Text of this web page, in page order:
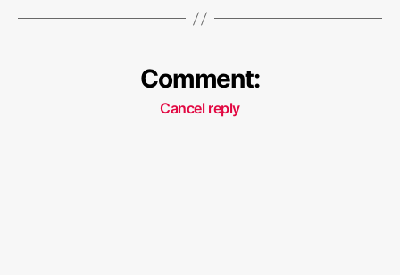
Comment:
Cancel reply